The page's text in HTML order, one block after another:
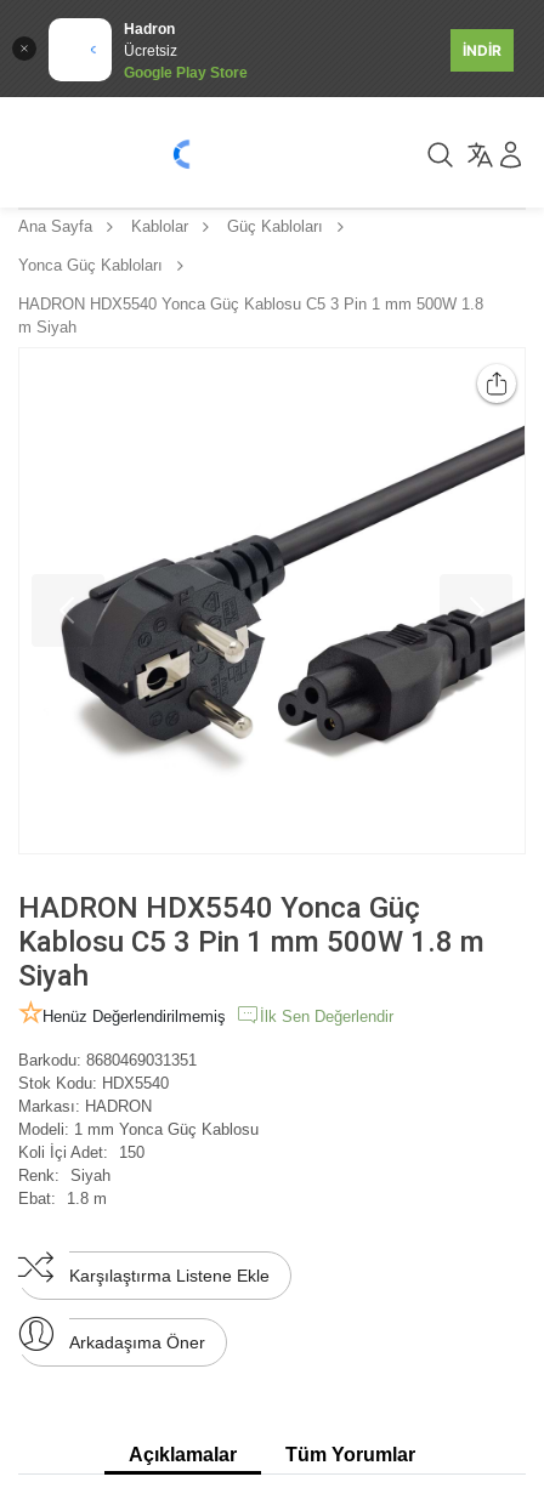
Hadron
Ücretsiz
Google Play Store
İNDİR
Ana Sayfa Kablolar Güç Kabloları
Yonca Güç Kabloları
HADRON HDX5540 Yonca Güç Kablosu C5 3 Pin 1 mm 500W 1.8
m Siyah
HADRON HDX5540 Yonca Güç
Kablosu C5 3 Pin 1 mm 500W 1.8 m
Siyah
Henüz Değerlendirilmemiş İlk Sen Değerlendir
Barkodu: 8680469031351
Stok Kodu: HDX5540
Markası: HADRON
Modeli: 1 mm Yonca Güç Kablosu
Koli İçi Adet:
150
Renk:
Siyah
Ebat:
1.8 m
Karşılaştırma Listene Ekle
Arkadaşıma Öner
Açıklamalar Tüm Yorumlar